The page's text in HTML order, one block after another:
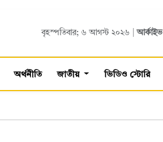
বৃহস্পতিবার; ৬ আগস্ট ২০২৬ |আর্কাইভ
অর্থনীতি জাতীয় ভিডিও স্টোরি